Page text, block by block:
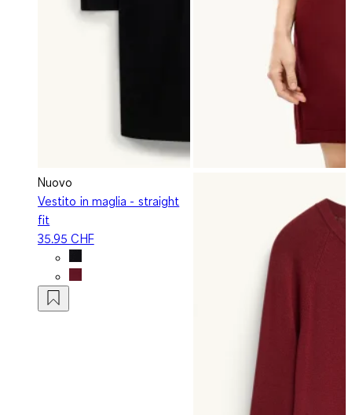
Nuovo
Vestito in maglia - straight
fit
35.95 CHF